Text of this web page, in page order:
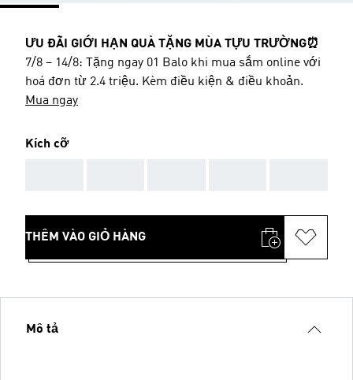
ƯU ĐÃI GIỚI HẠN QUÀ TẶNG MÙA TỰU TRƯỜNG⏰
7/8 – 14/8: Tặng ngay 01 Balo khi mua sắm online với
hoá đơn từ 2.4 triệu. Kèm điều kiện & điều khoản.
Mua ngay
Kích cỡ
THÊM VÀO GIỎ HÀNG
Mô tả